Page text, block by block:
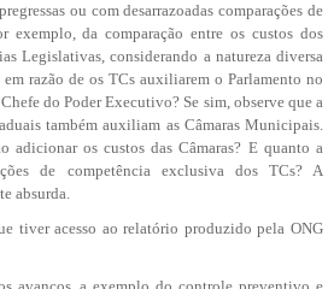
ou com desarrazoadas comparações de
exemplo, da comparação entre os custos dos
Legislativas, considerando a natureza diversa
em razão de os TCs auxiliarem o Parlamento no
do Poder Executivo? Se sim, observe que a
também auxiliam as Câmaras Municipais.
adicionar os custos das Câmaras? E quanto a
de competência exclusiva dos TCs? A
absurda.
tiver acesso ao relatório produzido pela ONG